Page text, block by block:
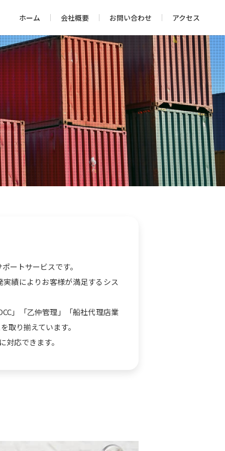
ホーム 会社概要 お問い合わせ アクセス
ートサービスです。
績によりお客様が満足するシス
」「乙仲管理」「船社代理店業
取り揃えています。
応できます。